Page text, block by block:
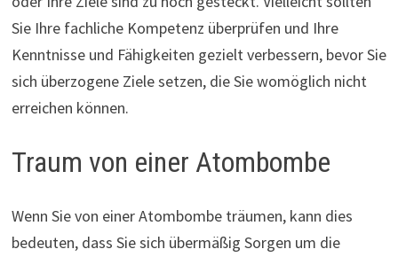
Sie Ihre fachliche Kompetenz überprüfen und Ihre
Kenntnisse und Fähigkeiten gezielt verbessern, bevor Sie
sich überzogene Ziele setzen, die Sie womöglich nicht
erreichen können.
Traum von einer Atombombe
Wenn Sie von einer Atombombe träumen, kann dies
bedeuten, dass Sie sich übermäßig Sorgen um die